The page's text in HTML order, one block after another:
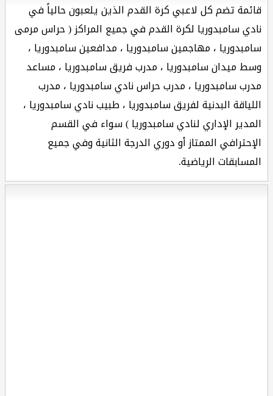
قائمة تضم كل لاعبي كرة القدم الذين يلعبون حالياً في
نادي سامبدوريا لكرة القدم في جميع المراكز ( حراس مرمى
سامبدوريا ، مهاجمين سامبدوريا ، مدافعين سامبدوريا ،
وسط ميدان سامبدوريا ، مدرب فريق سامبدوريا ، مساعد
مدرب سامبدوريا ، مدرب حراس نادي سامبدوريا ، مدرب
اللياقة البدنية لفريق سامبدوريا ، طبيب نادي سامبدوريا ،
المدير الإداري لنادي سامبدوريا ) سواء في القسم
الإحترافي الممتاز أو دوري الدرجة الثانية وفي جميع
المسابقات الرياضية.